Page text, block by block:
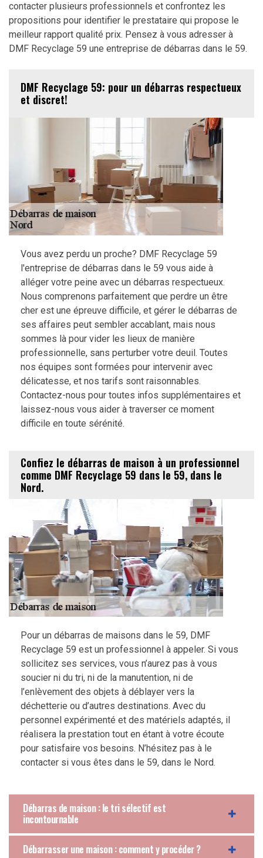
contacter plusieurs professionnels et confrontez les
propositions pour identifier le prestataire qui propose le
meilleur rapport qualité prix. Pensez à vous adresser à
DMF Recyclage 59 une entreprise de débarras dans le 59.
DMF Recyclage 59: pour un débarras respectueux
et discret!
Vous avez perdu un proche? DMF Recyclage 59
l'entreprise de débarras dans le 59 vous aide à
alléger votre peine avec un débarras respectueux.
Nous comprenons parfaitement que perdre un être
cher est une épreuve difficile, et gérer le débarras de
ses affaires peut sembler accablant, mais nous
sommes là pour vider les lieux de manière
professionnelle, sans perturber votre deuil. Toutes
nos équipes sont formées pour intervenir avec
délicatesse, et nos tarifs sont raisonnables.
Contactez-nous pour toutes infos supplémentaires et
laissez-nous vous aider à traverser ce moment
difficile en toute sérénité.
Confiez le débarras de maison à un professionnel
comme DMF Recyclage 59 dans le 59, dans le
Nord.
Pour un débarras de maisons dans le 59, DMF
Recyclage 59 est un professionnel à appeler. Si vous
sollicitez ses services, vous n’aurez pas à vous
soucier ni du tri, ni de la manutention, ni de
l’enlèvement des objets à déblayer vers la
déchetterie ou d’autres destinations. Avec du
personnel expérimenté et des matériels adaptés, il
réalisera la prestation tout en étant à votre écoute
pour satisfaire vos besoins. N’hésitez pas à le
contacter si vous êtes dans le 59, dans le Nord.
Débarras de maison : le tri sélectif est
incontournable
Débarrasser une maison : comment y procéder ?